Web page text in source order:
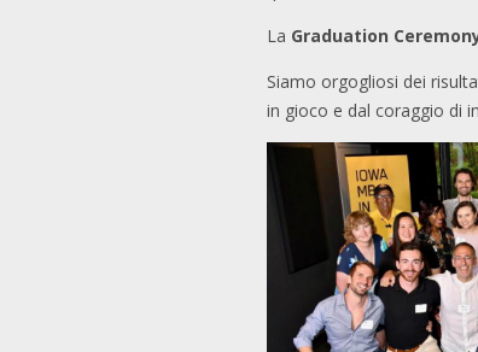
La Graduation
Siamo orgogliosi dei
in gioco e dal coraggio di